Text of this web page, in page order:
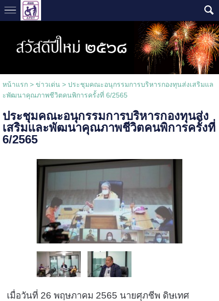
หน้าแรก> ข่าวเด่น > ประชุมคณะอนุกรรมการบริหารกองทุนส่งเสริมแล
ะพัฒนาคุณภาพชีวิตคนพิการครั้งที่ 6/2565
ประชุมคณะอนุกรรมการบริหารกองทุนส่ง
เสริมและพัฒนาคุณภาพชีวิตคนพิการครั้งที่
6/2565
เมื่อวันที่ 26 พฤษภาคม 2565 นายศุภชีพ ดิษเทศ